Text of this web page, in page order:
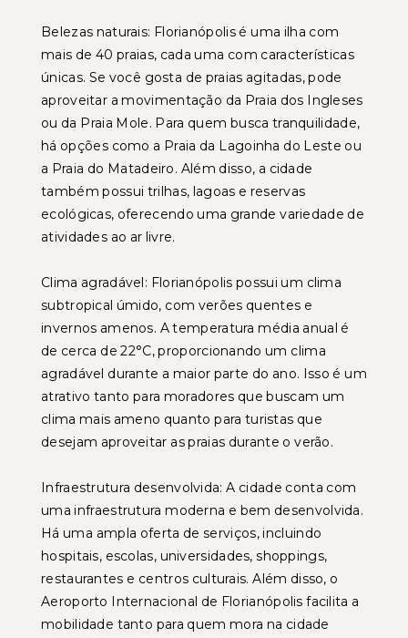
Belezas naturais: Florianópolis é uma ilha com
mais de 40 praias, cada uma com características
únicas. Se você gosta de praias agitadas, pode
aproveitar a movimentação da Praia dos Ingleses
ou da Praia Mole. Para quem busca tranquilidade,
há opções como a Praia da Lagoinha do Leste ou
a Praia do Matadeiro. Além disso, a cidade
também possui trilhas, lagoas e reservas
ecológicas, oferecendo uma grande variedade de
atividades ao ar livre.
Clima agradável: Florianópolis possui um clima
subtropical úmido, com verões quentes e
invernos amenos. A temperatura média anual é
de cerca de 22°C, proporcionando um clima
agradável durante a maior parte do ano. Isso é um
atrativo tanto para moradores que buscam um
clima mais ameno quanto para turistas que
desejam aproveitar as praias durante o verão.
Infraestrutura desenvolvida: A cidade conta com
uma infraestrutura moderna e bem desenvolvida.
Há uma ampla oferta de serviços, incluindo
hospitais, escolas, universidades, shoppings,
restaurantes e centros culturais. Além disso, o
Aeroporto Internacional de Florianópolis facilita a
mobilidade tanto para quem mora na cidade